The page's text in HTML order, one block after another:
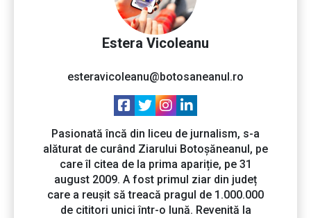
Estera Vicoleanu
esteravicoleanu@botosaneanul.ro
Pasionată încă din liceu de jurnalism, s-a
alăturat de curând Ziarului Botoșăneanul, pe
care îl citea de la prima apariție, pe 31
august 2009. A fost primul ziar din județ
care a reușit să treacă pragul de 1.000.000
de cititori unici într-o lună. Revenită la